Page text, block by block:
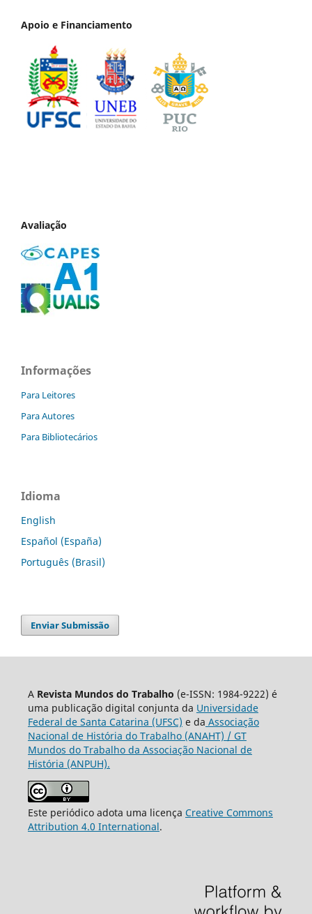
Apoio e Financiamento
Avaliação
Informações
Para Leitores
Para Autores
Para Bibliotecários
Idioma
English
Español (España)
Português (Brasil)
Enviar Submissão
A Revista Mundos do Trabalho (e-ISSN: 1984-9222) é
uma publicação digital conjunta da Universidade
Federal de Santa Catarina (UFSC) e da Associação
Nacional de História do Trabalho (ANAHT) / GT
Mundos do Trabalho da Associação Nacional de
História (ANPUH).
Este periódico adota uma licença Creative Commons
Attribution 4.0 International.